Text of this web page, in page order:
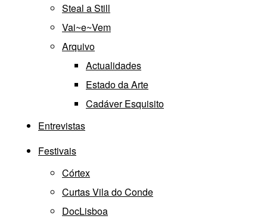
Steal a Still
Vai~e~Vem
Arquivo
Actualidades
Estado da Arte
Cadáver Esquisito
Entrevistas
Festivais
Córtex
Curtas Vila do Conde
DocLisboa